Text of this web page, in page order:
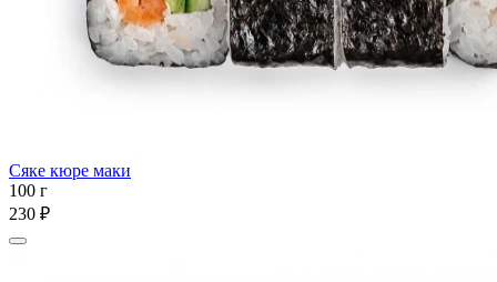
Сяке кюре маки
100 г
230 ₽